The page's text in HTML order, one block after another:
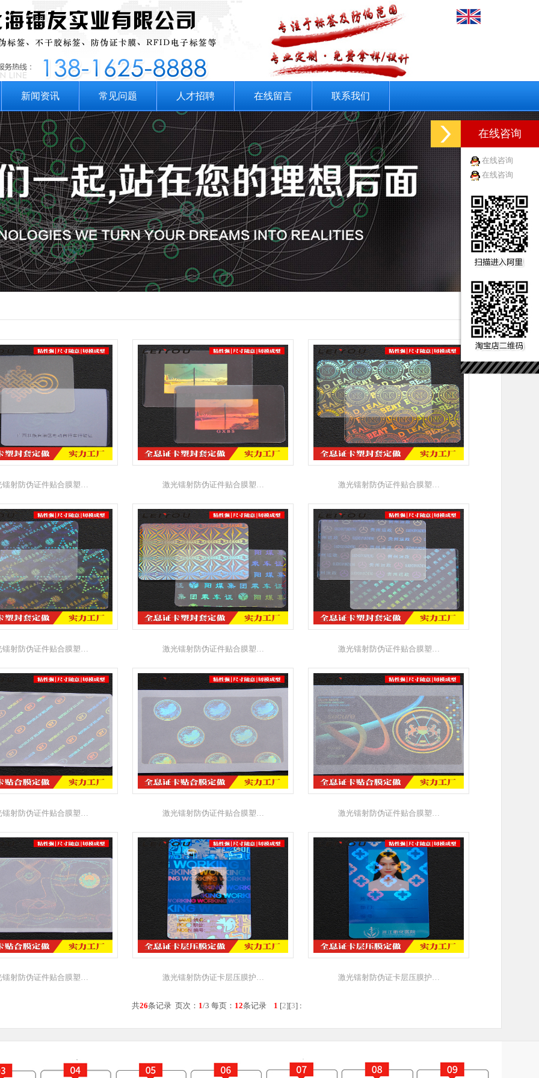
新闻资讯 常见问题 人才招聘 在线留言 联系我们
镭射防伪证件贴合膜塑… 激光镭射防伪证件贴合膜塑… 激光镭射防伪证件贴合膜塑…
镭射防伪证件贴合膜塑… 激光镭射防伪证件贴合膜塑… 激光镭射防伪证件贴合膜塑…
镭射防伪证件贴合膜塑… 激光镭射防伪证件贴合膜塑… 激光镭射防伪证件贴合膜塑…
镭射防伪证件贴合膜塑… 激光镭射防伪证卡层压膜护… 激光镭射防伪证卡层压膜护…
共26条记录 页次： 1/3 每页： 12条记录 1 [2][3] :
在线咨询
在线咨询
在线咨询